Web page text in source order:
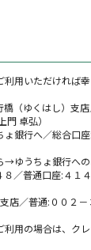
利用いただければ
（ゆくはし）支店
卓弘）
銀行へ／総合口座
うちょ銀行への
８／普通口座:４
／普通:００２－
用の場合は、ク